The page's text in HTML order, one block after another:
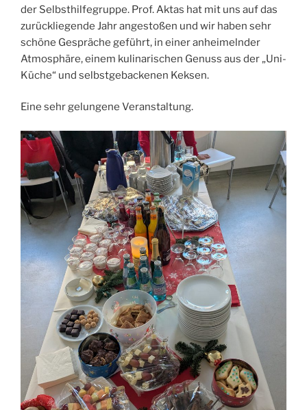
der Selbsthilfegruppe. Prof. Aktas hat mit uns auf das
zurückliegende Jahr angestoßen und wir haben sehr
schöne Gespräche geführt, in einer anheimelnder
Atmosphäre, einem kulinarischen Genuss aus der „Uni-
Küche“ und selbstgebackenen Keksen.
Eine sehr gelungene Veranstaltung.